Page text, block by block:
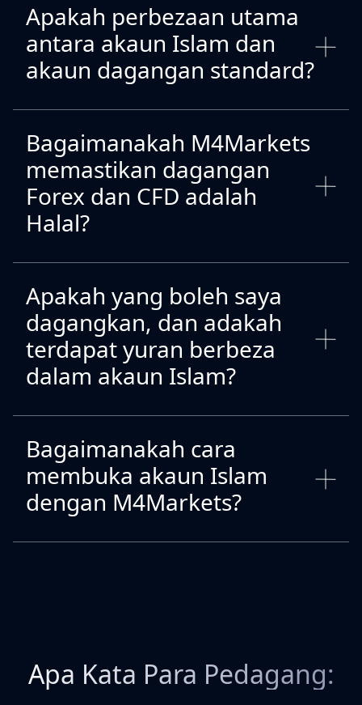
Apakah perbezaan utama
antara akaun Islam dan
akaun dagangan standard?
Bagaimanakah M4Markets
memastikan dagangan
Forex dan CFD adalah
Halal?
Apakah yang boleh saya
dagangkan, dan adakah
terdapat yuran berbeza
dalam akaun Islam?
Bagaimanakah cara
membuka akaun Islam
dengan M4Markets?
Apa Kata Para Pedagang: